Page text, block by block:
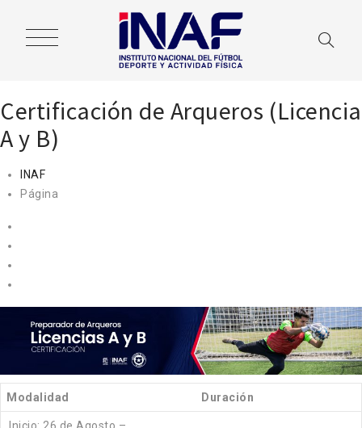
Certificación de Arqueros (Licencia
A y B)
INAF
Página
Modalidad Duración